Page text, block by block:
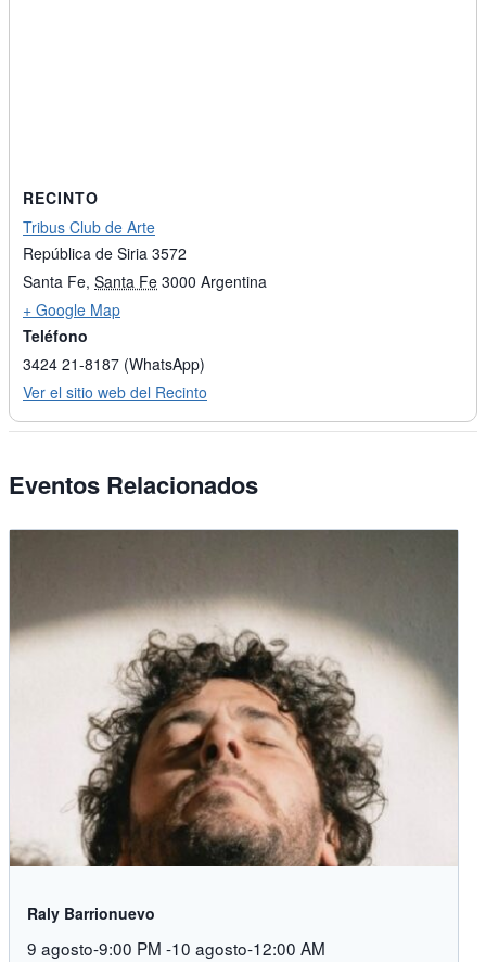
RECINTO
Tribus Club de Arte
República de Siria 3572
Santa Fe, Santa Fe 3000 Argentina
+ Google Map
Teléfono
3424 21-8187 (WhatsApp)
Ver el sitio web del Recinto
Eventos Relacionados
Raly Barrionuevo
9 agosto-9:00 PM -10 agosto-12:00 AM